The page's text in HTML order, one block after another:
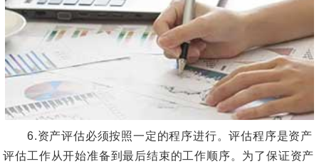
6.资产评估必须按照一定的程序进行。评估程序是资产
评估工作从开始准备到最后结束的工作顺序。为了保证资产